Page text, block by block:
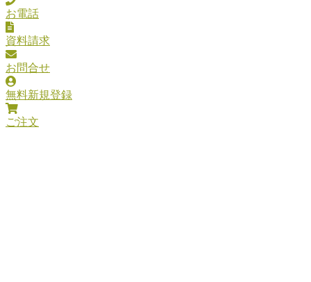
お電話
資料請求
お問合せ
無料新規登録
ご注文